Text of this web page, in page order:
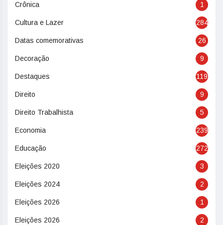
Crônica 1
Cultura e Lazer 284
Datas comemorativas 26
Decoração 9
Destaques 119
Direito 9
Direito Trabalhista 5
Economia 239
Educação 272
Eleições 2020 3
Eleições 2024 2
Eleições 2026 1
Eleições 2026 2